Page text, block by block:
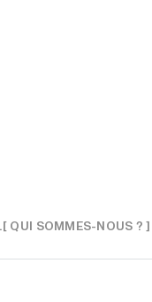
[ QUI SOMMES-NOUS ? ]